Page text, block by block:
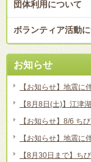
団体利用について
ボランティア活動
お知らせ
【お知らせ】地震
【8月8日(土)】江
【お知らせ】8/6 ち
【お知らせ】地震に
【8月30日まで】ち